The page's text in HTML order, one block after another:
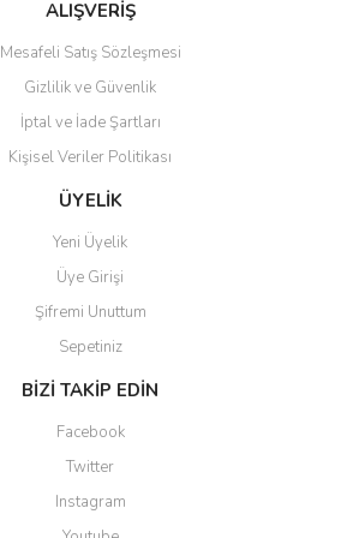
alternatifler olmalı.
Gönder
ALIŞVERİŞ
Mesafeli Satış Sözleşmesi
Gizlilik ve Güvenlik
İptal ve İade Şartları
Kişisel Veriler Politikası
ÜYELİK
Yeni Üyelik
Üye Girişi
Şifremi Unuttum
Sepetiniz
BİZİ TAKİP EDİN
Facebook
Twitter
Instagram